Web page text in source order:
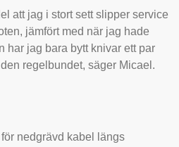
att jag i stort sett slipper service
jämfört med när jag hade
har jag bara bytt knivar ett par
regelbundet, säger Micael.
nedgrävd kabel längs